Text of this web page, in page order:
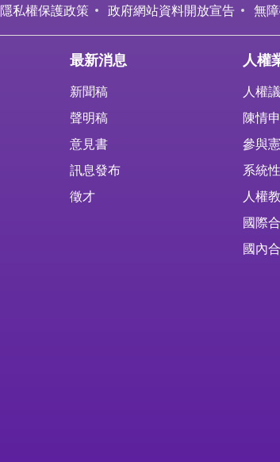
隱私權保護政策 政府網站資料開放宣告 無
最新消息
新聞稿
聲明稿
意見書
訊息發布
徵才
人權
人權
陳情
參與
系統
人權
國際
國內